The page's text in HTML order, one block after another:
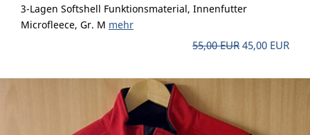
3-Lagen Softshell Funktionsmaterial, Innenfutter
Microfleece, Gr. M mehr
55,00 EUR45,00 EUR